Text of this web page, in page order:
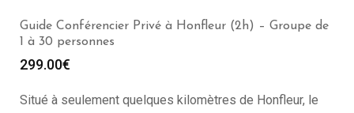
Guide Conférencier Privé à Honfleur (2h) – Groupe de
1 à 30 personnes
299.00€
Situé à seulement quelques kilomètres de Honfleur, le